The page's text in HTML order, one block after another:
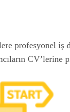
profesyonel iş